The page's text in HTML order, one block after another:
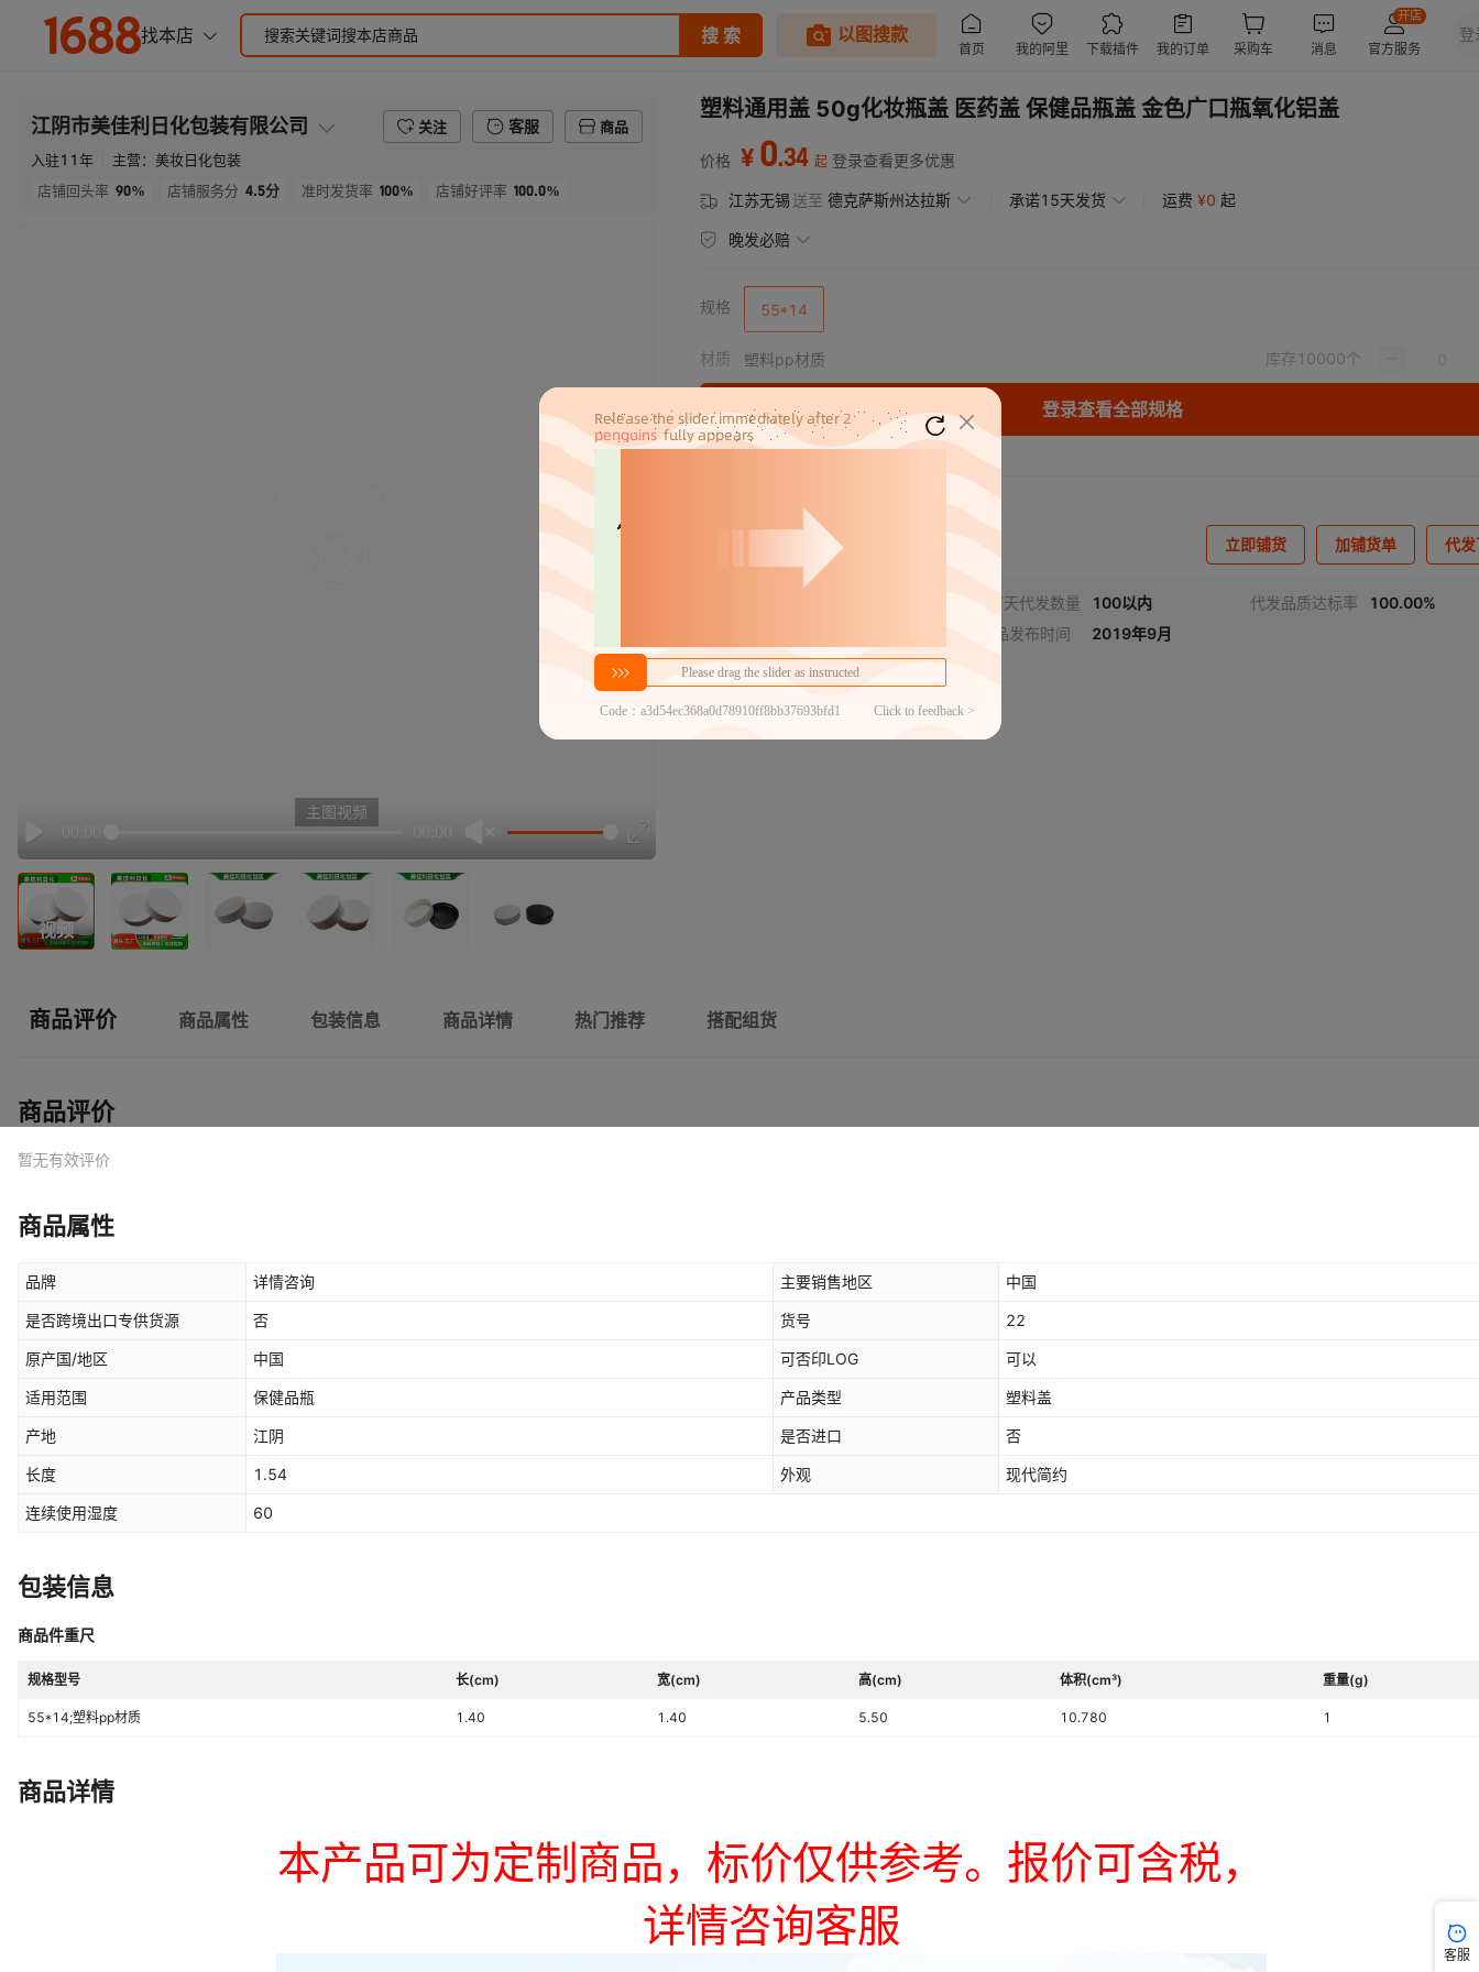
江阴市美佳利日化包装有限公司 关注 客服
商品
入驻11年 主营： 美妆日化包装
店铺回头率 90% 店铺服务分 4.5分 准时发货率 100% 店铺好评率 100.0%
Play
主图视频
视频
塑料通用盖 50g化妆瓶盖 医药盖 保健品瓶盖 金色广口瓶氧化铝盖
价格 ¥ 0.34 起 登录查看更多优惠
江苏无锡 送至 德克萨斯州达拉斯 承诺15天发货 运费 ¥0 起
晚发必赔
规格 55*14
材质 塑料pp材质 库存10000个
登录查看全部规格
立即铺货 加铺货单 代
近7天代发数量 100以内 代发品质达标率
100.00%
商品发布时间 2019年9月
商品评价 商品属性 包装信息 商品详情 热门推荐 搭配组货
商品评价
暂无有效评价
商品属性
品牌 详情咨询 主要销售地区 中国
是否跨境出口专供货源 否 货号 22
原产国/地区 中国 可否印LOG 可以
适用范围 保健品瓶 产品类型 塑料盖
产地 江阴 是否进口 否
长度 1.54 外观 现代简约
连续使用湿度 60
包装信息
商品件重尺
规格型号 长(cm) 宽(cm) 高(cm) 体积(cm³) 重量(g)
55*14;塑料pp材质 1.40 1.40 5.50 10.780 1
商品详情
客服